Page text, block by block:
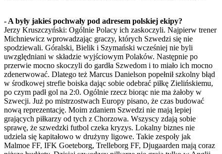
- A były jakieś pochwały pod adresem polskiej ekipy?
Jerzy Kruszczyński: Ogólnie Polacy ich zaskoczyli. Najpierw trener
Michniewicz wprowadzając graczy, których Szwedzi się nie
spodziewali. Góralski, Bielik i Szymański wcześniej nie byli
uwzględniani w składzie wyjściowym Polaków. Następnie po
przerwie mocno skoczyli do gardła Szwedom i to miało ich mocno
zdenerwować. Dlatego też Marcus Danielson popełnił szkolny błąd
w środkowej strefie boiska dając sobie odebrać piłkę Zielińskiemu,
po czym padł gol na 2:0. Ogólnie rzecz biorąc nie ma żałoby w
Szwecji. Już po mistrzostwach Europy pisano, że czas budować
nową reprezentację. Moim zdaniem Szwedzi nie mają lepiej
grających piłkarzy od tych z Chorzowa. Wszyscy zdają sobie
sprawę, że szwedzki futbol czeka kryzys. Lokalny biznes nie
udziela się kapitałowo w drużyny ligowe. Takie zespoły jak
Malmoe FF, IFK Goeteborg, Trelleborg FF, Djugaarden mają coraz